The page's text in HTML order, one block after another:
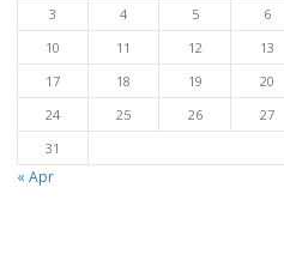
3
4 5 6
10
11 12 13
17
18 19 20
24
25 26 27
31
« Apr